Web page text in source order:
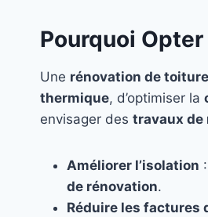
Pourquoi
Une rénovation de
thermique, d’optimiser la
envisager des travaux de
Améliorer l’isolation
de rénovation.
Réduire les factures